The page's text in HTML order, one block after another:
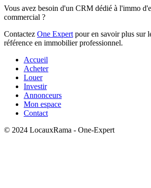
Vous avez besoin d'un CRM dédié à l'immo
commercial ?
Contactez One Expert pour en savoir plus sur
référence en immobilier professionnel.
Accueil
Acheter
Louer
Investir
Annonceurs
Mon espace
Contact
© 2024 LocauxRama - One-Expert